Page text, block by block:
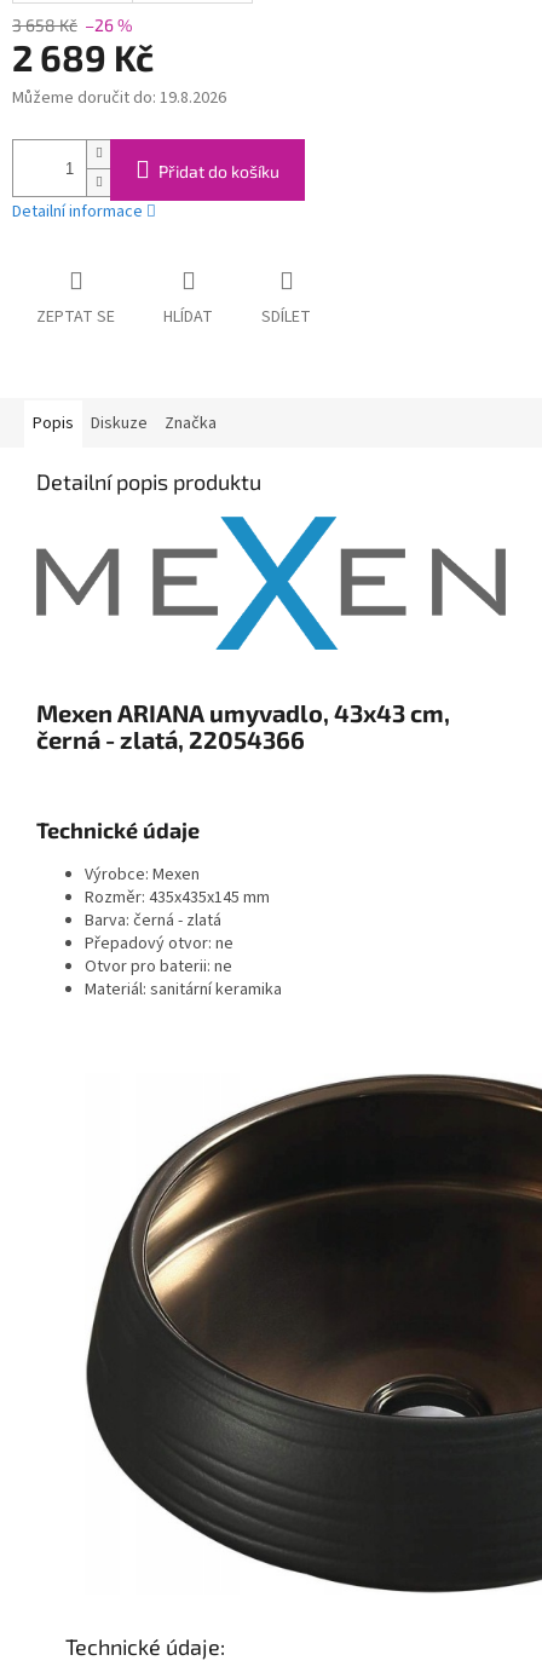
3 658 Kč –26 %
2 689 Kč
Měrná
Můžeme doručit do: 19.8.2026
Přidat do košíku
Detailní informace
ZEPTAT SE HLÍDAT SDÍLET
Popis Diskuze Značka
Detailní popis produktu
Mexen ARIANA umyvadlo, 43x43 cm,
černá - zlatá, 22054366
Technické údaje
Výrobce: Mexen
Rozměr: 435x435x145 mm
Barva: černá - zlatá
Přepadový otvor: ne
Otvor pro baterii: ne
Materiál: sanitární keramika
Technické údaje: